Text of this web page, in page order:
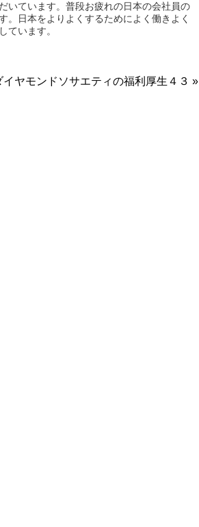
いています。普段お疲れの日本の会社員の
。日本をよりよくするためによく働きよく
ています。
イヤモンドソサエティの福利厚生４３ »